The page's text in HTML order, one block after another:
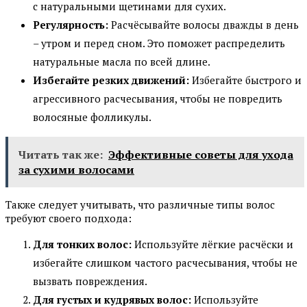
с натуральными щетинами для сухих.
Регулярность: Расчёсывайте волосы дважды в день
– утром и перед сном. Это поможет распределить
натуральные масла по всей длине.
Избегайте резких движений: Избегайте быстрого и
агрессивного расчесывания, чтобы не повредить
волосяные фолликулы.
Читать так же: Эффективные советы для ухода
за сухими волосами
Также следует учитывать, что различные типы волос
требуют своего подхода:
Для тонких волос: Используйте лёгкие расчёски и
избегайте слишком частого расчесывания, чтобы не
вызвать повреждения.
Для густых и кудрявых волос: Используйте